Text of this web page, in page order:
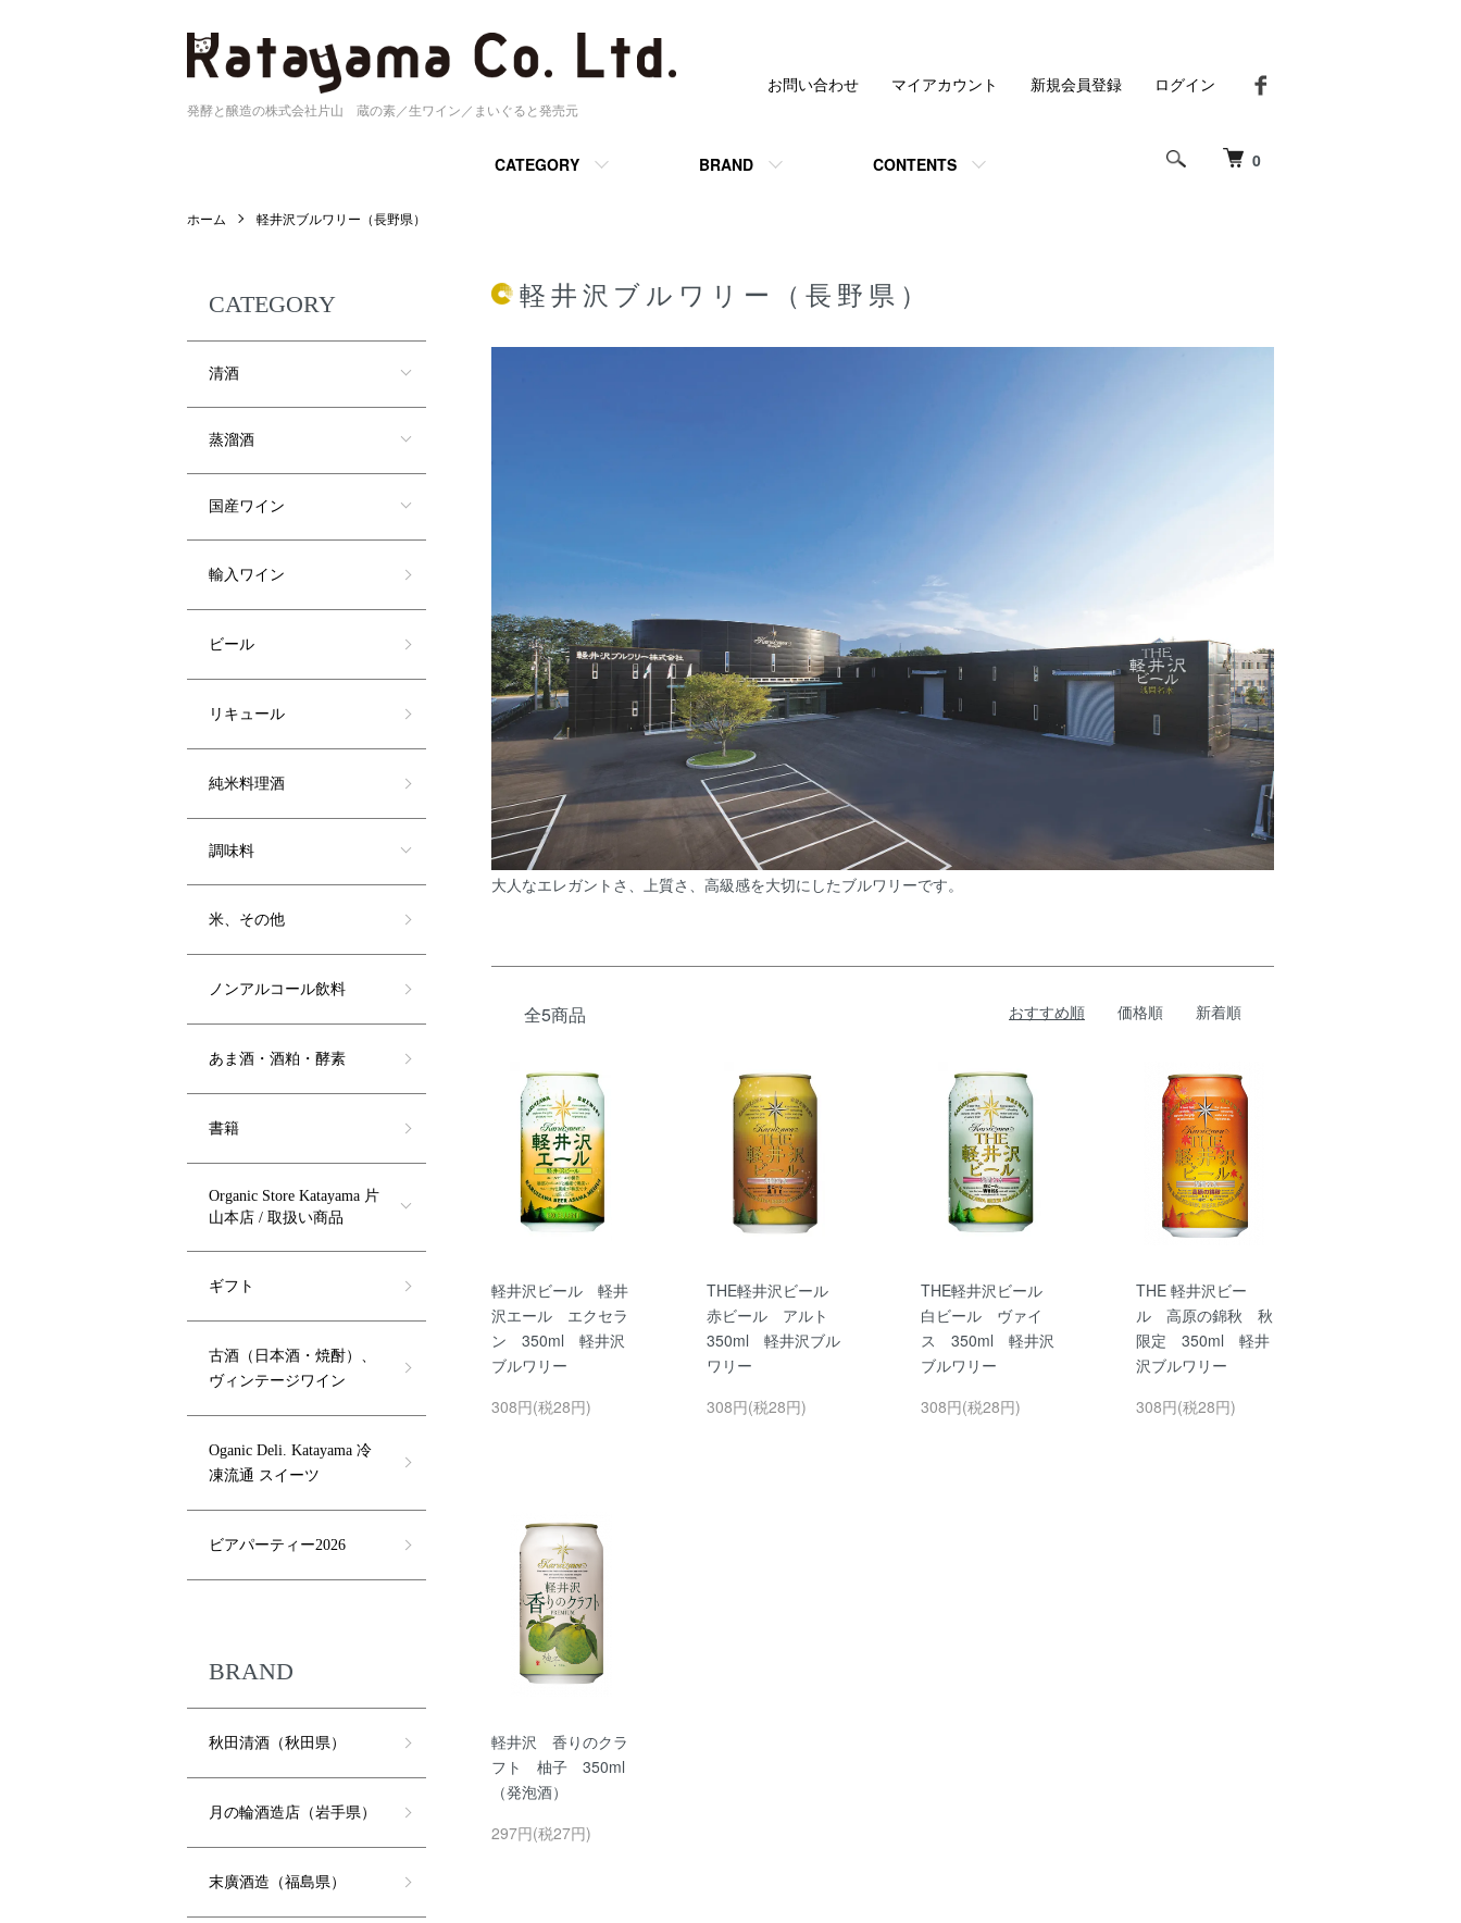
発酵と醸造の株式会社片山 蔵の素／生ワイン／まいぐると発売元
0
CATEGORY BRAND CONTENTS
お問い合わせ マイアカウント 新規会員登録 ログイン
ホーム 軽井沢ブルワリー（長野県）
軽井沢ブルワリー（長野県）
大人なエレガントさ、上質さ、高級感を大切にしたブルワリーです。
全5商品 おすすめ順 価格順 新着順
軽井沢ビール 軽井
沢エール エクセラ
ン 350ml 軽井沢
ブルワリー
308円(税28円)
THE軽井沢ビール
赤ビール アルト
350ml 軽井沢ブル
ワリー
308円(税28円)
THE軽井沢ビール
白ビール ヴァイ
ス 350ml 軽井沢
ブルワリー
308円(税28円)
THE 軽井沢ビー
ル 高原の錦秋 秋
限定 350ml 軽井
沢ブルワリー
308円(税28円)
軽井沢 香りのクラ
フト 柚子 350ml
（発泡酒）
297円(税27円)
CATEGORY
清酒
蒸溜酒
国産ワイン
輸入ワイン
ビール
リキュール
純米料理酒
調味料
米、その他
ノンアルコール飲料
あま酒・酒粕・酵素
書籍
Organic Store Katayama 片
山本店 / 取扱い商品
ギフト
古酒（日本酒・焼酎）、
ヴィンテージワイン
Oganic Deli. Katayama 冷
凍流通 スイーツ
ビアパーティー2026
BRAND
秋田清酒（秋田県）
月の輪酒造店（岩手県）
末廣酒造（福島県）